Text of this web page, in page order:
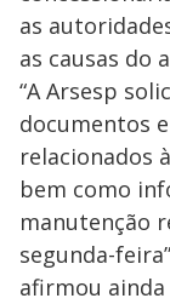
s
M
u
d
o
as
as causas do
“A Arsesp
documentos
relacionados
bem como
manutenção
segunda-
afirmou